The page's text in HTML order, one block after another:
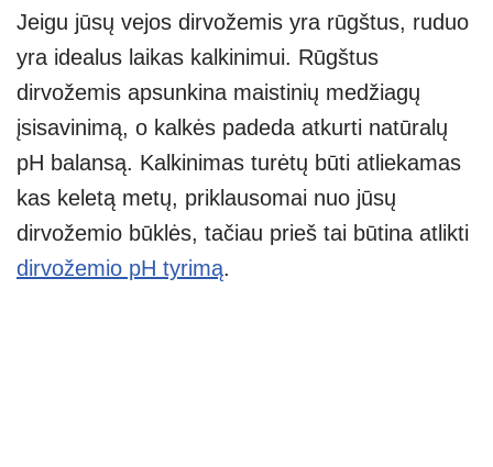
Jeigu jūsų vejos dirvožemis yra rūgštus, ruduo
yra idealus laikas kalkinimui. Rūgštus
dirvožemis apsunkina maistinių medžiagų
įsisavinimą, o kalkės padeda atkurti natūralų
pH balansą. Kalkinimas turėtų būti atliekamas
kas keletą metų, priklausomai nuo jūsų
dirvožemio būklės, tačiau prieš tai būtina atlikti
dirvožemio pH tyrimą.